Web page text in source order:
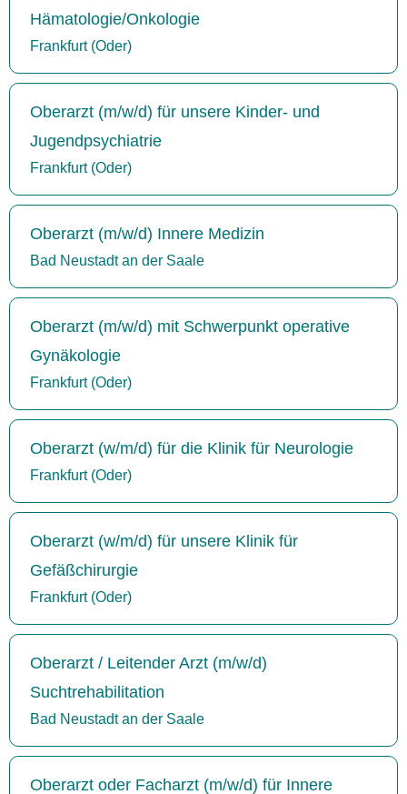
Hämatologie/Onkologie
Frankfurt (Oder)
Oberarzt (m/w/d) für unsere Kinder- und
Jugendpsychiatrie
Frankfurt (Oder)
Oberarzt (m/w/d) Innere Medizin
Bad Neustadt an der Saale
Oberarzt (m/w/d) mit Schwerpunkt operative
Gynäkologie
Frankfurt (Oder)
Oberarzt (w/m/d) für die Klinik für Neurologie
Frankfurt (Oder)
Oberarzt (w/m/d) für unsere Klinik für
Gefäßchirurgie
Frankfurt (Oder)
Oberarzt / Leitender Arzt (m/w/d)
Suchtrehabilitation
Bad Neustadt an der Saale
Oberarzt oder Facharzt (m/w/d) für Innere